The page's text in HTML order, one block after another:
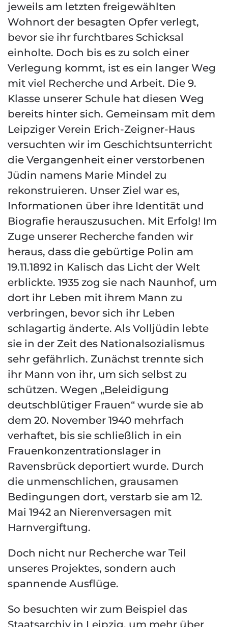
jeweils am letzten freigewählten
Wohnort der besagten Opfer verlegt,
bevor sie ihr furchtbares Schicksal
einholte. Doch bis es zu solch einer
Verlegung kommt, ist es ein langer Weg
mit viel Recherche und Arbeit. Die 9.
Klasse unserer Schule hat diesen Weg
bereits hinter sich. Gemeinsam mit dem
Leipziger Verein Erich-Zeigner-Haus
versuchten wir im Geschichtsunterricht
die Vergangenheit einer verstorbenen
Jüdin namens Marie Mindel zu
rekonstruieren. Unser Ziel war es,
Informationen über ihre Identität und
Biografie herauszusuchen. Mit Erfolg! Im
Zuge unserer Recherche fanden wir
heraus, dass die gebürtige Polin am
19.11.1892 in Kalisch das Licht der Welt
erblickte. 1935 zog sie nach Naunhof, um
dort ihr Leben mit ihrem Mann zu
verbringen, bevor sich ihr Leben
schlagartig änderte. Als Volljüdin lebte
sie in der Zeit des Nationalsozialismus
sehr gefährlich. Zunächst trennte sich
ihr Mann von ihr, um sich selbst zu
schützen. Wegen „Beleidigung
deutschblütiger Frauen“ wurde sie ab
dem 20. November 1940 mehrfach
verhaftet, bis sie schließlich in ein
Frauenkonzentrationslager in
Ravensbrück deportiert wurde. Durch
die unmenschlichen, grausamen
Bedingungen dort, verstarb sie am 12.
Mai 1942 an Nierenversagen mit
Harnvergiftung.
Doch nicht nur Recherche war Teil
unseres Projektes, sondern auch
spannende Ausflüge.
So besuchten wir zum Beispiel das
Staatsarchiv in Leipzig, um mehr über